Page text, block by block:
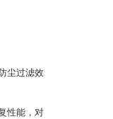
尘过滤效
性能，对